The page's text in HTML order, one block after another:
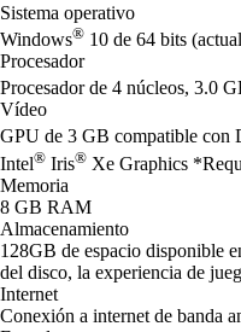
Sistema operativo
Windows® 10 de 64 bits
Procesador
Procesador de 4 núcleos, 3.0
Vídeo
GPU de 3 GB compatible con
Intel® Iris® Xe Graphics
Memoria
8 GB RAM
Almacenamiento
128GB de espacio disponible
del disco, la experiencia de
Internet
Conexión a internet de banda